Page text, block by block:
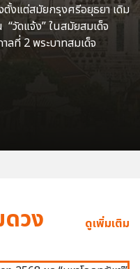
ตั้งแต่สมัยกรุงศรีอยุธยา เดิม
“วัดแจ้ง” ในสมัยสมเด็จ
ลที่ 2 พระบาทสมเด็จ
ดวง ดูเพิ่มเติม